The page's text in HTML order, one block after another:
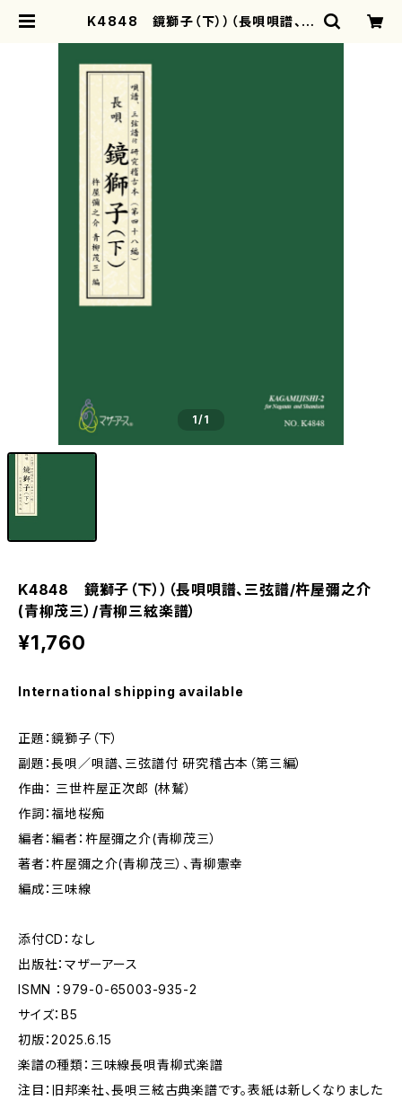
K4848 鏡獅子（下））（長唄唄譜、三
1/1
K4848 鏡獅子（下））（長唄唄譜、三弦譜/杵屋彌之介
(青柳茂三）/青柳三絃楽譜）
¥1,760
International shipping available
正題：鏡獅子（下）
副題：長唄／唄譜、三弦譜付 研究稽古本（第三編）
作曲： 三世杵屋正次郎 (林鷲）
作詞：福地桜痴
編者：編者：杵屋彌之介(青柳茂三）
著者：杵屋彌之介(青柳茂三）、青柳憲幸
編成：三味線
添付CD：なし
出版社：マザーアース
ISMN ：979-0-65003-935-2
サイズ：B5
初版：2025.6.15
楽譜の種類：三味線長唄青柳式楽譜
注目：旧邦楽社、長唄三絃古典楽譜です。表紙は新しくなりました